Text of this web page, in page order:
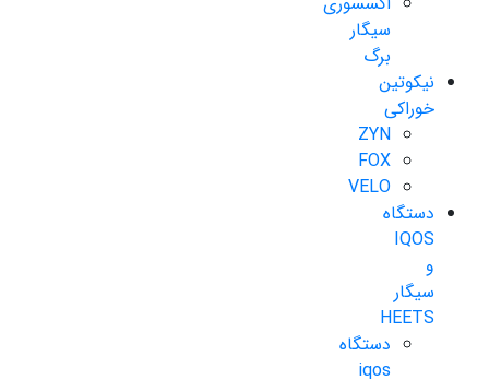
سیگار
برگ
نیکوتین
خوراکی
ZYN
FOX
VELO
دستگاه
IQOS
و
سیگار
HEETS
دستگاه
iqos